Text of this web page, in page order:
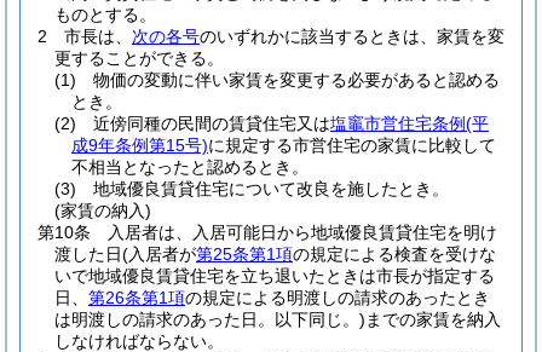
ものとする。
2
市長は、 次の各号のいずれかに該当するときは、家賃を変
更することができる。
(1)
物価の変動に伴い家賃を変更する必要があると認める
とき。
(2)
近傍同種の民間の賃貸住宅又は塩竈市営住宅条例(平
成9年条例第15号)に規定する市営住宅の家賃に比較して
不相当となったと認めるとき。
(3)
地域優良賃貸住宅について改良を施したとき。
(家賃の納入)
第10条
入居者は、入居可能日から地域優良賃貸住宅を明け
渡した日(入居者が第25条第1項の規定による検査を受けな
いで地域優良賃貸住宅を立ち退いたときは市長が指定する
日、 第26条第1項の規定による明渡しの請求のあったとき
は明渡しの請求のあった日。以下同じ。) までの家賃を納入
しなければならない。